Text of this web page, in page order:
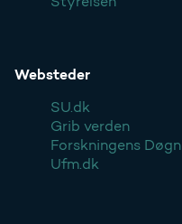
Websteder
SU.dk
Grib verden
Forskningens Døgn
Ufm.dk